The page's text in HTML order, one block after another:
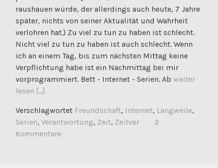
raushauen würde, der allerdings auch heute, 7 Jahre
später, nichts von seiner Aktualität und Wahrheit
verlohren hat.) Zu viel zu tun zu haben ist schlecht.
Nicht viel zu tun zu haben ist auch schlecht. Wenn
ich an einem Tag, bis zum nächsten Mittag keine
Verpflichtung habe ist ein Nachmittag bei mir
vorprogrammiert. Bett - Internet - Serien. Ab weiter
lesen [...]
Verschlagwortet Freundschaft, Internet, Langweile,
Serien, Verantwortung, Zeit, Zeitver
2
Kommentare